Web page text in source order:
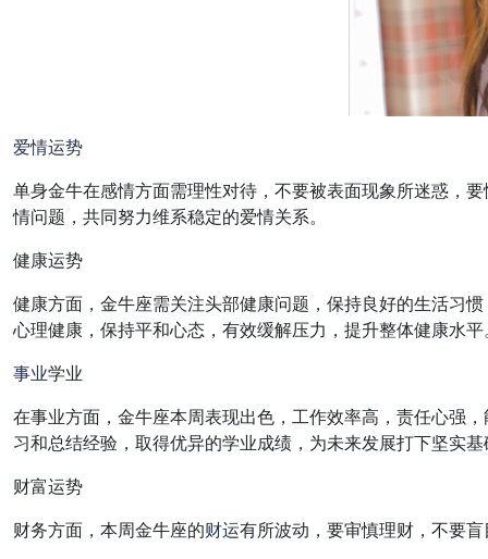
爱情运势
单身金牛在感情方面需理性对待，不要被表面现象所迷惑，
情问题，共同努力维系稳定的爱情关系。
健康运势
健康方面，金牛座需关注头部健康问题，保持良好的生活习
心理健康，保持平和心态，有效缓解压力，提升整体健康水平
事业学业
在事业方面，金牛座本周表现出色，工作效率高，责任心强
习和总结经验，取得优异的学业成绩，为未来发展打下坚实
财富运势
财务方面，本周金牛座的财运有所波动，要审慎理财，不要